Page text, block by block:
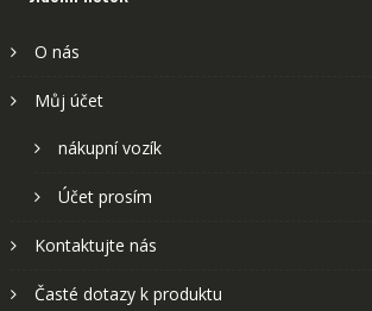
O nás
Můj účet
nákupní vozík
Účet prosím
Kontaktujte nás
Časté dotazy k produktu